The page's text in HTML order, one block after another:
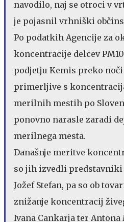
navodilo, naj se otroci v
je pojasnil vrhniški
Po podatkih Agencije za
koncentracije delcev
podjetju Kemis preko
primerljive s
merilnih mestih po
ponovno narasle zaradi
merilnega mesta.
Današnje meritve
so jih izvedli
Jožef Stefan, pa so ob
znižanje koncentracij
Ivana Cankarja ter